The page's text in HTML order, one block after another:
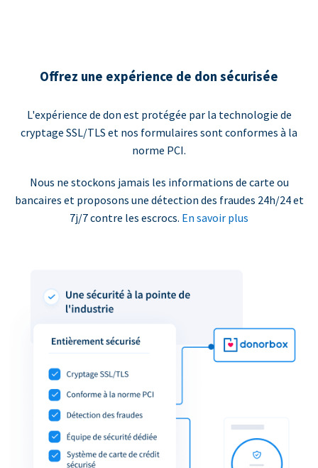
Offrez une expérience de don sécurisée
L'expérience de don est protégée par la technologie de
cryptage SSL/TLS et nos formulaires sont conformes à la
norme PCI.
Nous ne stockons jamais les informations de carte ou
bancaires et proposons une détection des fraudes 24h/24 et
7j/7 contre les escrocs. En savoir plus